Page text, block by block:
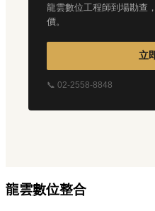
龍雲數位工程師到場勘查
價。
立
📞 02-2558-8848
龍雲數位整合